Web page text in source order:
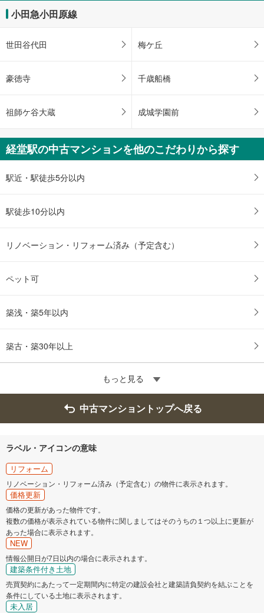
小田急小田原線
世田谷代田 梅ケ丘
豪徳寺 千歳船橋
祖師ケ谷大蔵 成城学園前
経堂駅の中古マンションを他のこだわりから探す
駅近・駅徒歩5分以内
駅徒歩10分以内
リノベーション・リフォーム済み（予定含む）
ペット可
築浅・築5年以内
築古・築30年以上
もっと見る
中古マンショントップへ戻る
ラベル・アイコンの意味
リフォーム
リノベーション・リフォーム済み（予定含む）の物件に表示されます。
価格更新
価格の更新があった物件です。
複数の価格が表示されている物件に関しましてはそのうちの１つ以上に更新が
あった場合に表示されます。
NEW
情報公開日が7日以内の場合に表示されます。
建築条件付き土地
売買契約にあたって一定期間内に特定の建設会社と建築請負契約を結ぶことを
条件にしている土地に表示されます。
未入居